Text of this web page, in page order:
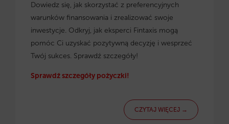
Dowiedz się, jak skorzystać z preferencyjnych
warunków finansowania i zrealizować swoje
inwestycje. Odkryj, jak eksperci Fintaxis mogą
pomóc Ci uzyskać pozytywną decyzję i wesprzeć
Twój sukces. Sprawdź szczegóły!
Sprawdź szczegóły pożyczki!
CZYTAJ WIĘCEJ →